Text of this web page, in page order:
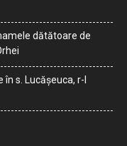
dătătoare de
s. Lucășeuca, r-l